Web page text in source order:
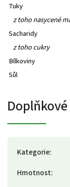
Tuky
z toho nasycené
Sacharidy
z toho cukry
Bílkoviny
Sůl
Kategorie:
Hmotnost: